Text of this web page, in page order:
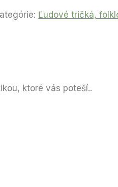
Ľudové tričká,
ktoré vás poteší..